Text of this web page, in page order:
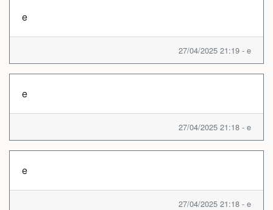
e
27/04/2025 21:19 - e
e
27/04/2025 21:18 - e
e
27/04/2025 21:18 - e